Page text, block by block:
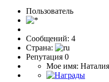
Пользователь
Сообщений: 4
Страна:
Репутация 0
Мое имя: Наталия